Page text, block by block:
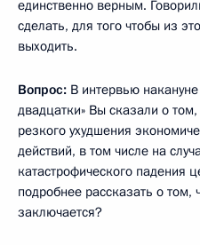
единственно верным.
сделать, для того чтобы из
выходить.
Вопрос: В интервью
двадцатки» Вы сказали о том,
резкого ухудшения
действий, в том числе на
катастрофического падения
подробнее рассказать о том,
заключается?